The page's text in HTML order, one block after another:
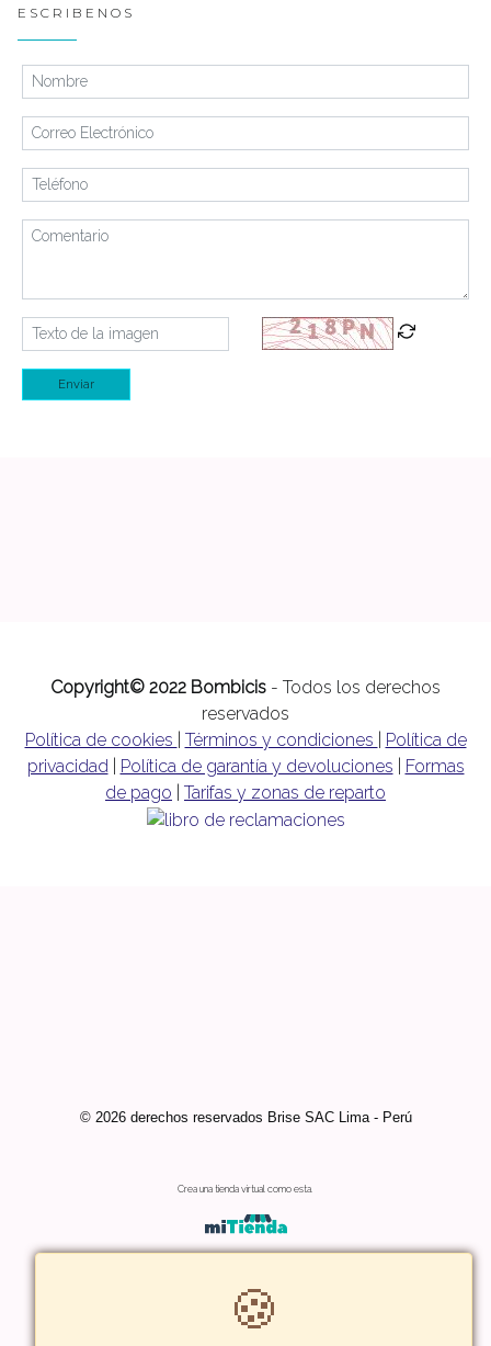
ESCRIBENOS
Enviar
Copyright© 2022 Bombicis - Todos los derechos
reservados
Política de cookies
Términos y condiciones
Política de
privacidad
Política de garantía y devoluciones
Formas
de pago
Tarifas y zonas de reparto
© 2026 derechos reservados Brise SAC Lima - Perú
Crea una tienda virtual como esta.
🍪